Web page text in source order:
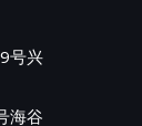
号兴
海谷